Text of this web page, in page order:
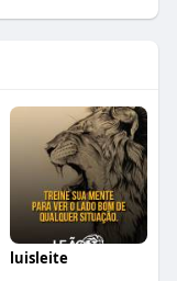
luisleite